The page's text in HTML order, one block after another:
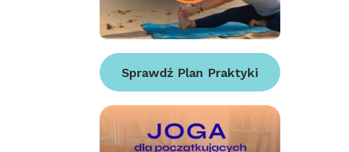
Sprawdź Plan Praktyki